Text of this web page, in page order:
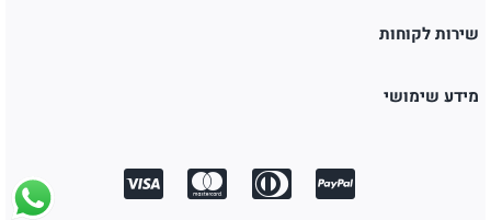
שירות לקוחות
מידע שימושי